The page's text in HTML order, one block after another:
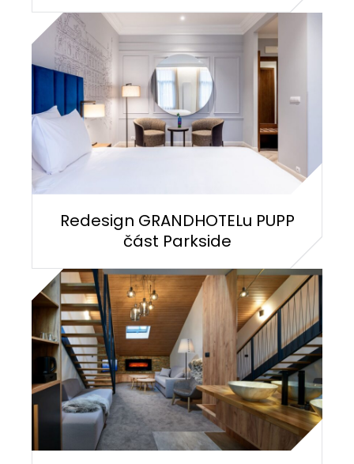
Redesign GRANDHOTELu PUPP
část Parkside